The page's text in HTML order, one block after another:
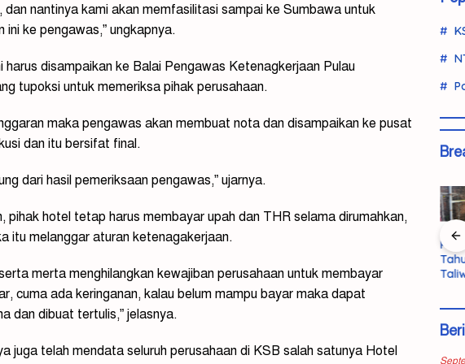
dan nantinya kami akan memfasilitasi sampai ke Sumbawa untuk
ini ke pengawas,” ungkapnya.
harus disampaikan ke Balai Pengawas Ketenagkerjaan Pulau
tupoksi untuk memeriksa pihak perusahaan.
maka pengawas akan membuat nota dan disampaikan ke pusat
dan itu bersifat final.
dari hasil pemeriksaan pengawas,” ujarnya.
pihak hotel tetap harus membayar upah dan THR selama dirumahkan,
itu melanggar aturan ketenagakerjaan.
merta menghilangkan kewajiban perusahaan untuk membayar
cuma ada keringanan, kalau belum mampu bayar maka dapat
dan dibuat tertulis,” jelasnya.
juga telah mendata seluruh perusahaan di KSB salah satunya Hotel
Pemda KSB
pada Kritik
untuk
Evaluasi
Kinerja
Momentum
Sukses di
Porprov 2026
Diikuti
Terobosan
Nyata
Jaringan
Curanmor
Antar Pulau,
Sinergi dan
Komunikasi
Terbuka
KSB